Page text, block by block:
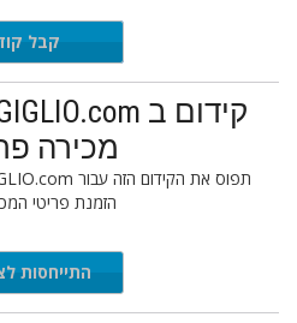
FINAL15קבל
מכירה
הזמנת פריטי
התייחסות